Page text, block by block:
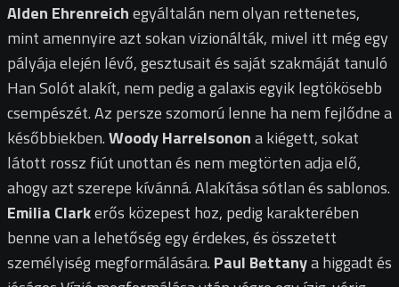
Alden Ehrenreichegyáltalán nem olyan rettenetes,
mint amennyire azt sokan vizionálták, mivel itt még egy
pályája elején lévő, gesztusait és saját szakmáját tanuló
Han Solót alakít, nem pedig a galaxis egyik legtökösebb
csempészét. Az persze szomorú lenne ha nem fejlődne a
későbbiekben.Woody Harrelsonona kiégett, sokat
látott rossz fiút unottan és nem megtörten adja elő,
ahogy azt szerepe kívánná. Alakítása sótlan és sablonos.
Emilia Clarkerős közepest hoz, pedig karakterében
benne van a lehetőség egy érdekes, és összetett
személyiség megformálására. Paul Bettanya higgadt és